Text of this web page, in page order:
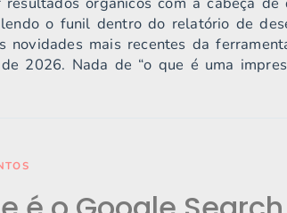
o funil dentro do relatório de
novidades mais recentes da
2026. Nada de “o que é uma